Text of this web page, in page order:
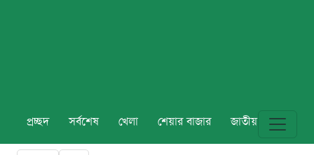
প্রচ্ছদ সর্বশেষ খেলা শেয়ার বাজার জাতীয় বিশ্ব